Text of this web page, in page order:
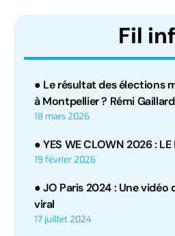
Fil
● Le résultat des élections
à Montpellier ? Rémi
18 mars 2026
● YES WE CLOWN 2026 : LE
19 février 2026
● JO Paris 2024 : Une vidéo
viral
17 juillet 2024